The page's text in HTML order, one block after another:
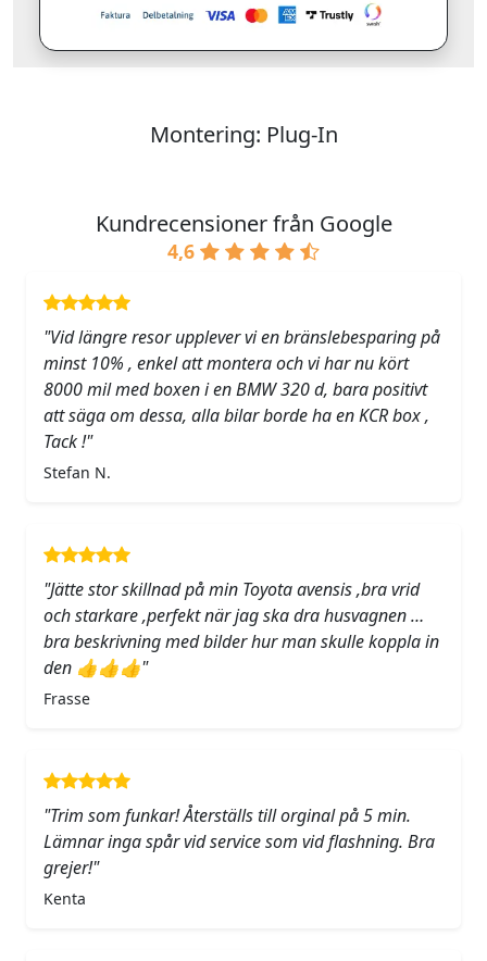
Montering: Plug-In
Kundrecensioner från Google
4,6
"Vid längre resor upplever vi en bränslebesparing på
minst 10% , enkel att montera och vi har nu kört
8000 mil med boxen i en BMW 320 d, bara positivt
att säga om dessa, alla bilar borde ha en KCR box ,
Tack !"
Stefan N.
"Jätte stor skillnad på min Toyota avensis ,bra vrid
och starkare ,perfekt när jag ska dra husvagnen …
bra beskrivning med bilder hur man skulle koppla in
den 👍👍👍"
Frasse
"Trim som funkar! Återställs till orginal på 5 min.
Lämnar inga spår vid service som vid flashning. Bra
grejer!"
Kenta